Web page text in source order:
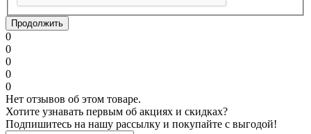
Продолжить
0
0
0
0
0
Нет отзывов об этом товаре.
Хотите узнавать первым об акциях и скидках?
Подпишитесь на нашу рассылку и покупайте с выгодой!